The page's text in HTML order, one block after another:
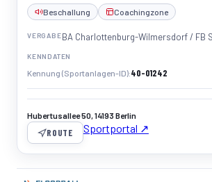
Beschallung Coachingzone
VERGABEBA Charlottenburg-Wilmersdorf / FB
KENNDATEN
Kennung (Sportanlagen-ID) 40-01242
Hubertusallee 50, 14193 Berlin
ROUTE Sportportal ↗